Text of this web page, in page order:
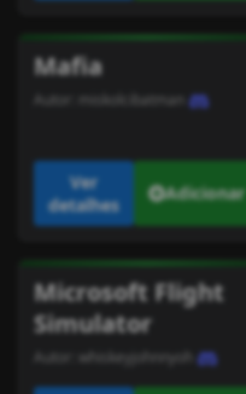
Mafia
Autor: miskolcibatman
Ver
detalhes
Adicionar
Microsoft Flight
Simulator
Autor: whiskeyjohnnyoh